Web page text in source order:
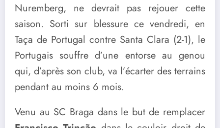
Nuremberg, ne devrait pas rejouer cette
saison. Sorti sur blessure ce vendredi, en
Taça de Portugal contre Santa Clara (2-1), le
Portugais souffre d’une entorse au genou
qui, d’après son club, va l’écarter des terrains
pendant au moins 6 mois.
Venu au SC Braga dans le but de remplacer